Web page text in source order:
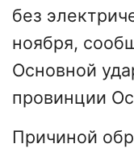
без
ноября,
Основной
провинции
Причиной